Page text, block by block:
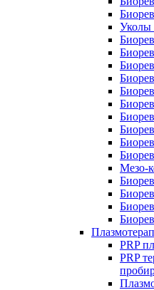
Уколы
Мезо-
PRP
PRP